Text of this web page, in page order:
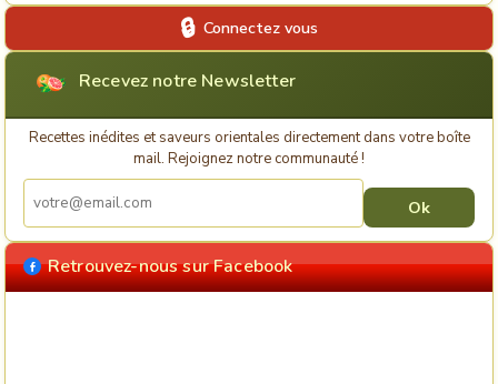
Connectez vous
Recevez notre Newsletter
Recettes inédites et saveurs orientales directement dans votre boîte
mail. Rejoignez notre communauté !
Retrouvez-nous sur Facebook